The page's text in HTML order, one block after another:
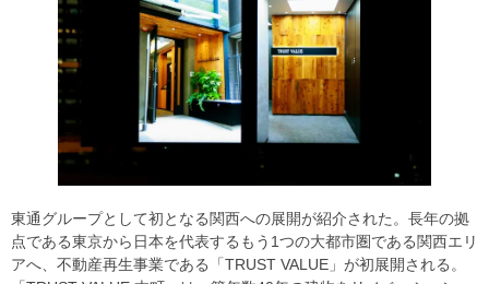
東通グループとして初となる関西への展開が紹介された。長年の拠
点である東京から日本を代表するもう1つの大都市圏である関西エリ
アへ、不動産再生事業である「TRUST VALUE」が初展開される。